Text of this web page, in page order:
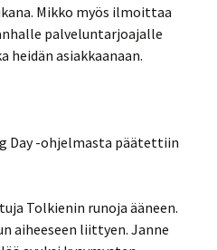
Mikko myös ilmoittaa
palveluntarjoajalle
heidän asiakkaanaan.
Day -ohjelmasta päätettiin
Tolkienin runoja ääneen.
aiheeseen liittyen. Janne